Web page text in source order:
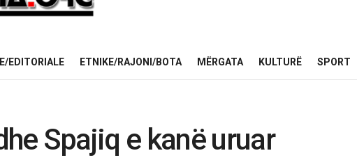
EDITORIALE ETNIKE/RAJONI/BOTA MËRGATA KULTURË SPORT
Spajiq e kanë uruar